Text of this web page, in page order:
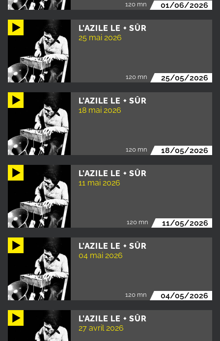
120 mn 01/06/2026
L'AZILE LE + SÛR
25 mai 2026
120 mn 25/05/2026
L'AZILE LE + SÛR
18 mai 2026
120 mn 18/05/2026
L'AZILE LE + SÛR
11 mai 2026
120 mn 11/05/2026
L'AZILE LE + SÛR
04 mai 2026
120 mn 04/05/2026
L'AZILE LE + SÛR
27 avril 2026